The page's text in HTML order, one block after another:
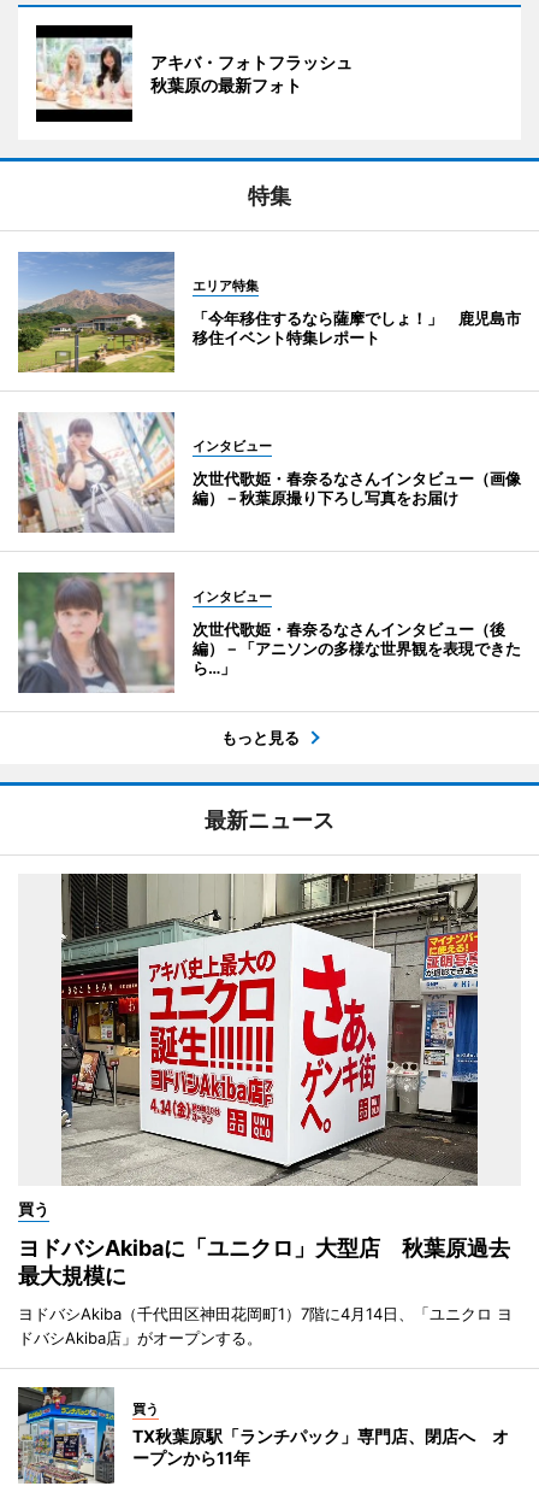
アキバ・フォトフラッシュ
秋葉原の最新フォト
特集
エリア特集
「今年移住するなら薩摩でしょ！」 鹿児島市
移住イベント特集レポート
インタビュー
次世代歌姫・春奈るなさんインタビュー（画像
編）－秋葉原撮り下ろし写真をお届け
インタビュー
次世代歌姫・春奈るなさんインタビュー（後
編）－「アニソンの多様な世界観を表現できた
ら…」
もっと見る
最新ニュース
買う
ヨドバシAkibaに「ユニクロ」大型店 秋葉原過去
最大規模に
ヨドバシAkiba（千代田区神田花岡町1）7階に4月14日、「ユニクロ ヨ
ドバシAkiba店」がオープンする。
買う
TX秋葉原駅「ランチパック」専門店、閉店へ オ
ープンから11年